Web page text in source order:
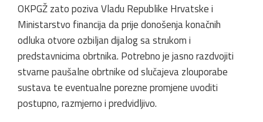
OKPGŽ zato poziva Vladu Republike Hrvatske i
Ministarstvo financija da prije donošenja konačnih
odluka otvore ozbiljan dijalog sa strukom i
predstavnicima obrtnika. Potrebno je jasno razdvojiti
stvarne paušalne obrtnike od slučajeva zlouporabe
sustava te eventualne porezne promjene uvoditi
postupno, razmjerno i predvidljivo.